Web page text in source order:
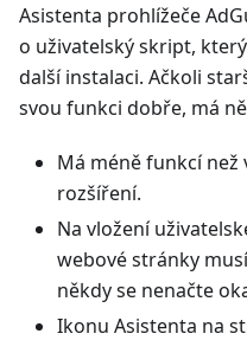
Asistenta prohlížeče
o uživatelský skript,
další instalaci. Ačkoli
svou funkci dobře, má
Má méně funkcí než
rozšíření.
Na vložení
webové stránky
někdy se nenačte
Ikonu Asistenta na